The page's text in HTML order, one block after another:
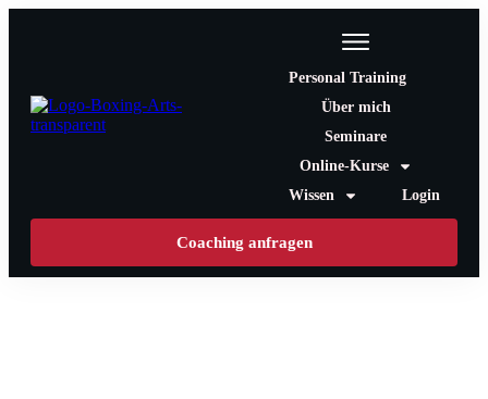
Personal Training
Über mich
Seminare
Online-Kurse
Wissen
Login
Coaching anfragen